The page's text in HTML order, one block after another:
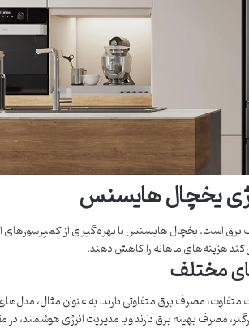
یخچال هایسنس
است. یخچال هایسنس با بهره‌گیری از کمپرسورهای
هزینه‌های ماهانه را کاهش دهند.
مختلف
مصرف برق متفاوتی دارند. به عنوان مثال، مدل‌های
مصرف بهینه برق دارند و با مدیریت انرژی هوشمند، در